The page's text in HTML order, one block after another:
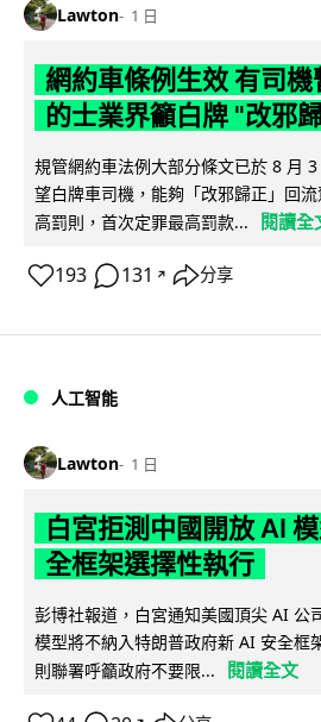
Lawton 1 日
網約車條例生效 有司
的士業界籲白牌 "改邪
規管網約車法例大部分條文已於 8 月
望白牌車司機，能夠「改邪歸正」回
高罰則，首次定罪最高罰款...
閱讀全
193 131 ↗ 分享
人工智能
Lawton 1 日
白宮拒測中國開放 AI
全框架選擇性執行
彭博社報道，白宮通知美國頂尖 AI 公
模型將不納入特朗普政府新 AI 安全框
則聯署呼籲政府不要限...
閱讀全文